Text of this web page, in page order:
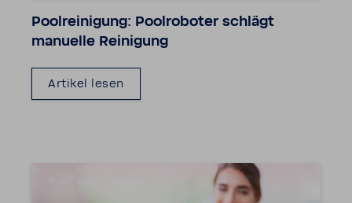
Pool­rei­ni­gung: Pool­ro­boter schlägt
manu­elle Reini­gung
Artikel lesen